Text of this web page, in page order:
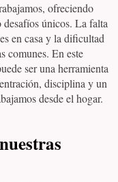
ofreciendo
únicos. La falta
en casa y la dificultad
comunes. En este
ser una herramienta
disciplina y un
desde el hogar.